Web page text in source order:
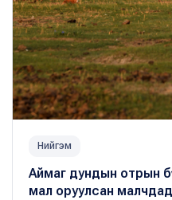
Нийгэм
Аймаг дундын отрын
мал оруулсан малчдад